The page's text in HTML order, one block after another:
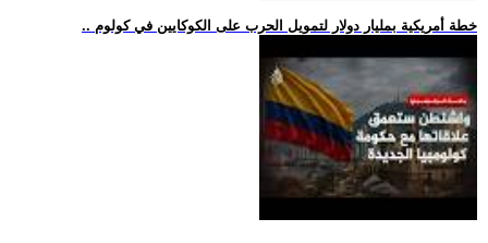
.. خطة أمريكية بمليار دولار لتمويل الحرب على الكوكايين في كولوم